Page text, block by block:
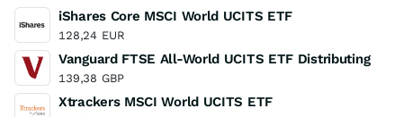
iShares Core MSCI World UCITS ETF
128,24 EUR
Vanguard FTSE All-World UCITS ETF Distributing
139,38 GBP
Xtrackers MSCI World UCITS ETF